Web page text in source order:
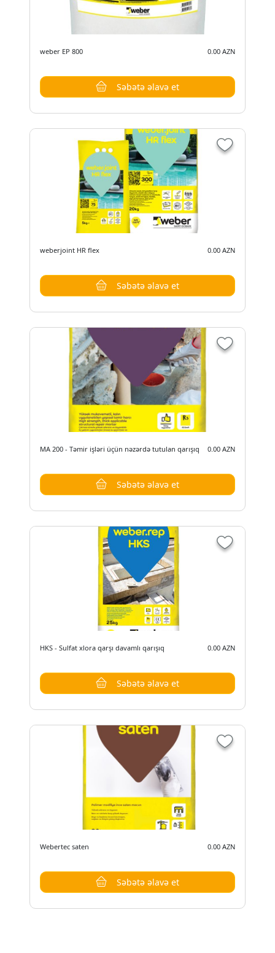
weber EP 800 0.00 AZN
Səbətə əlavə et
weberjoint HR flex 0.00 AZN
Səbətə əlavə et
MA 200 - Təmir işləri üçün nəzərdə tutulan qarışıq 0.00 AZN
Səbətə əlavə et
HKS - Sulfat xlora qarşı davamlı qarışıq 0.00 AZN
Səbətə əlavə et
Webertec saten 0.00 AZN
Səbətə əlavə et